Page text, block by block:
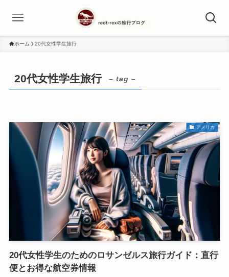
ホーム 20代女性学生旅行
20代女性学生旅行 – tag –
アメリカ
20代女性学生のためのロサンゼルス旅行ガイド：直行
便とお得な航空券情報